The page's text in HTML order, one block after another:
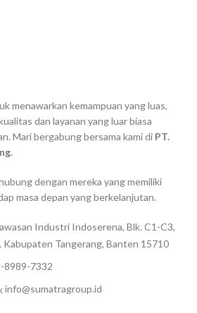
menawarkan kemampuan yang luas,
dan layanan yang luar biasa
Mari bergabung bersama kami di PT.
dengan mereka yang memiliki
masa depan yang berkelanjutan.
Industri Indoserena, Blk. C1-C3,
Kabupaten Tangerang, Banten 15710
8989-7332
info@sumatragroup.id